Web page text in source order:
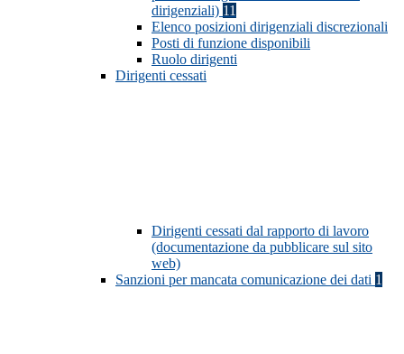
dirigenziali) 11
Elenco posizioni dirigenziali discrezionali
Posti di funzione disponibili
Ruolo dirigenti
Dirigenti cessati
Dirigenti cessati dal rapporto di lavoro
(documentazione da pubblicare sul sito
web)
Sanzioni per mancata comunicazione dei dati 1